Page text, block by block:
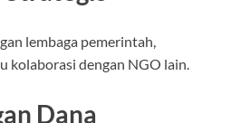
lembaga pemerintah,
kolaborasi dengan NGO lain.
Dana